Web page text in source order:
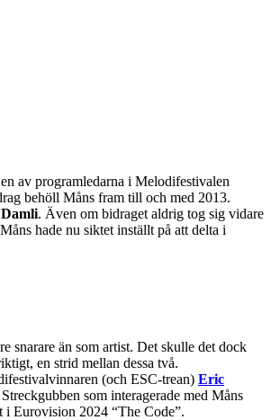
av programledarna i Melodifestivalen
behöll Måns fram till och med 2013.
. Även om bidraget aldrig tog sig vidare
hade nu siktet inställt på att delta i
snarare än som artist. Det skulle det dock
en strid mellan dessa två.
(och ESC-trean) Eric
som interagerade med Måns
i Eurovision 2024 “The Code”.